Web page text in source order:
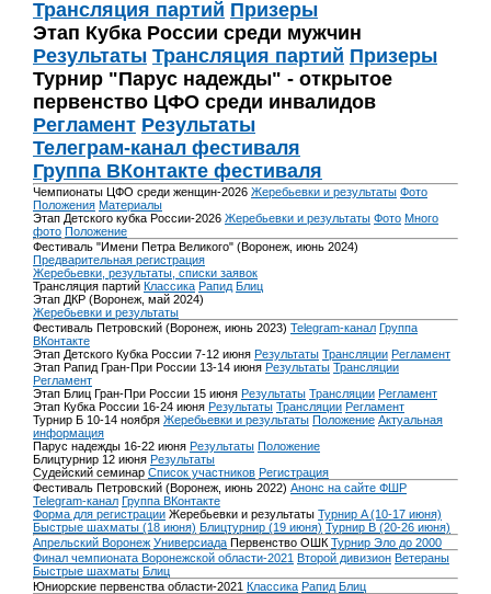
Трансляция партий Призеры
Этап Кубка России среди мужчин
Результаты Трансляция партий Призеры
Турнир "Парус надежды" - открытое
первенство ЦФО среди инвалидов
Регламент Результаты
Телеграм-канал фестиваля
Группа ВКонтакте фестиваля
Чемпионаты ЦФО среди женщин-2026 Жеребьевки и результаты Фото
Положения Материалы
Этап Детского кубка России-2026 Жеребьевки и результаты Фото Много
фото Положение
Фестиваль "Имени Петра Великого" (Воронеж, июнь 2024)
Предварительная регистрация
Жеребьевки, результаты, списки заявок
Трансляция партий Классика Рапид Блиц
Этап ДКР (Воронеж, май 2024)
Жеребьевки и результаты
Фестиваль Петровский (Воронеж, июнь 2023) Telegram-канал Группа
ВКонтакте
Этап Детского Кубка России 7-12 июня Результаты Трансляции Регламент
Этап Рапид Гран-При России 13-14 июня Результаты Трансляции
Регламент
Этап Блиц Гран-При России 15 июня Результаты Трансляции Регламент
Этап Кубка России 16-24 июня Результаты Трансляции Регламент
Турнир Б 10-14 ноября Жеребьевки и результаты Положение Актуальная
информация
Парус надежды 16-22 июня Результаты Положение
Блицтурнир 12 июня Результаты
Судейский семинар Список участников Регистрация
Фестиваль Петровский (Воронеж, июнь 2022) Анонс на сайте ФШР
Telegram-канал Группа ВКонтакте
Форма для регистрации Жеребьевки и результаты Турнир A (10-17 июня)
Быстрые шахматы (18 июня) Блицтурнир (19 июня) Турнир B (20-26 июня)
Апрельский Воронеж Универсиада Первенство ОШК Турнир Эло до 2000
Финал чемпионата Воронежской области-2021 Второй дивизион Ветераны
Быстрые шахматы Блиц
Юниорские первенства области-2021 Классика Рапид Блиц